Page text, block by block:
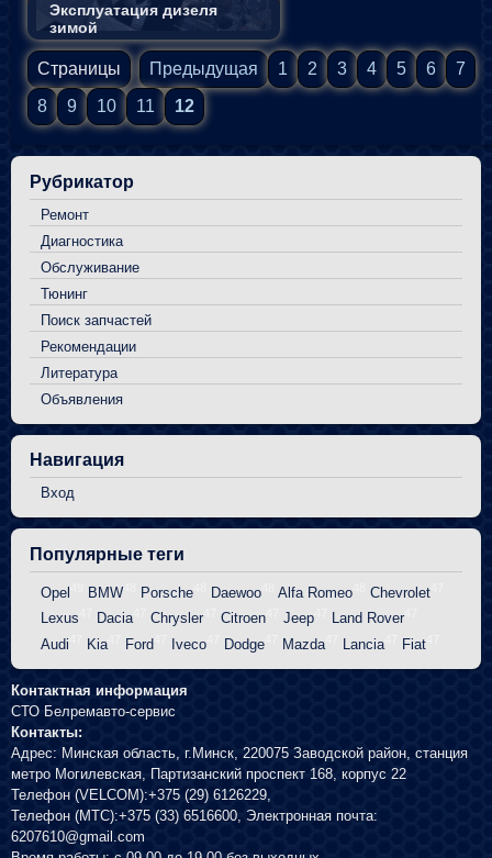
Эксплуатация дизеля
зимой
Страницы Предыдущая 1 2 3 4 5 6
7
8
9 10 11 12
Рубрикатор
Ремонт
Диагностика
Обслуживание
Тюнинг
Поиск запчастей
Рекомендации
Литература
Объявления
Навигация
Вход
Популярные теги
Opel BMW48 Porsche Daewoo Alfa Romeo Chevrolet
Lexus Dacia Chrysler47 Citroen Jeep Land Rover47
Audi Kia Ford Iveco Dodge Mazda Lancia Fiat
Контактная информация
СТО Белремавто-сервис
Контакты:
Адрес: Минская область, г.Минск 220075 Заводской район, станция
метро Могилевская, Партизанский проспект 168, корпус 22
Телефон (VELCOM):+375 (29) 6126229
Телефон (МТС):+375 (33) 6516600 , Электронная почта:
6207610@gmail.com